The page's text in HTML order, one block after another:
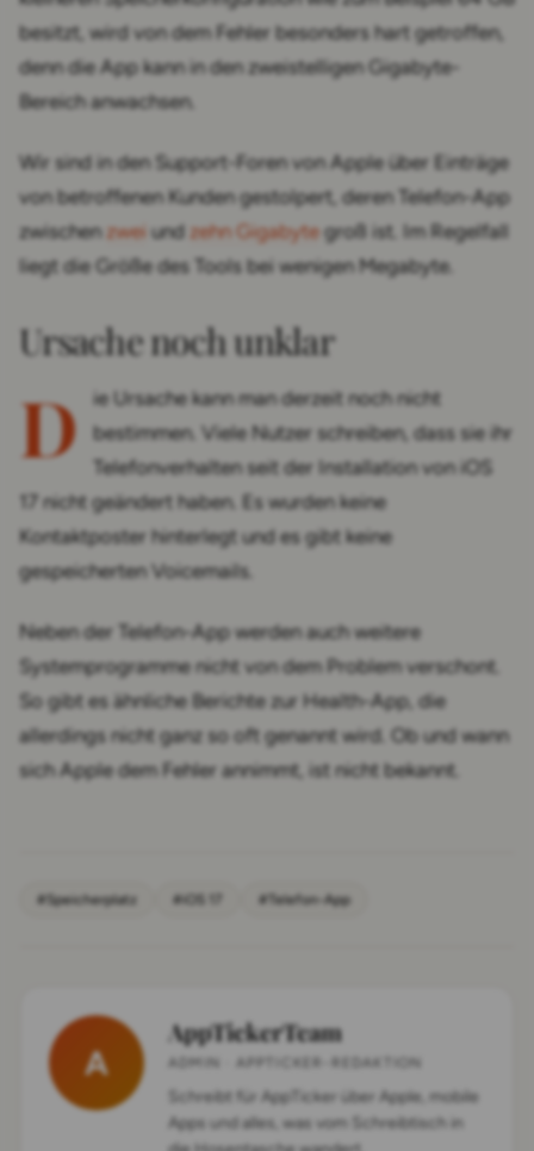
besitzt, wird von dem Fehler besonders hart getroffen,
denn die App kann in den zweistelligen Gigabyte-
Bereich anwachsen.
Wir sind in den Support-Foren von Apple über Einträge
von betroffenen Kunden gestolpert, deren Telefon-App
zwischen zwei und zehn Gigabyte groß ist. Im Regelfall
liegt die Größe des Tools bei wenigen Megabyte.
Ursache noch unklar
D
ie Ursache kann man derzeit noch nicht
bestimmen. Viele Nutzer schreiben, dass sie ihr
Telefonverhalten seit der Installation von iOS
17 nicht geändert haben. Es wurden keine
Kontaktposter hinterlegt und es gibt keine
gespeicherten Voicemails.
Neben der Telefon-App werden auch weitere
Systemprogramme nicht von dem Problem verschont.
So gibt es ähnliche Berichte zur Health-App, die
allerdings nicht ganz so oft genannt wird. Ob und wann
sich Apple dem Fehler annimmt, ist nicht bekannt.
#Speicherplatz #iOS 17 #Telefon-App
A
AppTickerTeam
Schreibt für AppTicker über Apple, mobile
Apps und alles, was vom Schreibtisch in